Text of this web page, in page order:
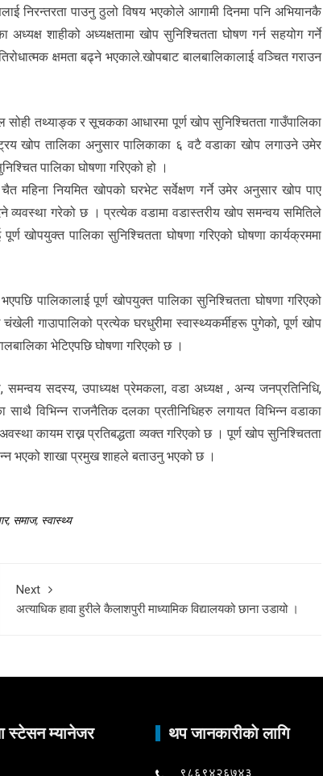
निरन्तरता पाउनु ठुलो विषय भएकोले आगामी दिनमा पनि अभियानकै
शाहीको अध्यक्षतामा खोप सुनिश्चितता घोषण गर्न सहयोग गर्ने
क्षमता बढ्ने भएकाले.खोपबाट बालबालिकालाई वञ्चित गराउन
सोही तथ्याङ्क र सूचकका आधारमा पूर्ण खोप सुनिश्चितता गाउँपालिका
खोप तालिका अनुसार पालिकाका ६ वटै वडाका खोप लगाउने उमेर
पालिका घोषणा गरिएको हो ।
महिना नियमित खोपको घरभेट सर्वेक्षण गर्ने उमेर अनुसार खोप पाए
व्यवस्था गरेको छ । प्रत्येक वडामा वडास्तरीय खोप समन्वय समितिले
खोपयुक्त पालिका सुनिश्चितता घोषणा गरिएको घोषणा कार्यक्रममा
पालिकालाई पूर्ण खोपयुक्त पालिका सुनिश्चितता घोषणा गरिएको
गाउापालिको प्रत्येक घरधुरीमा स्वास्थ्यकर्मीहरू पुगेको, पूर्ण खोप
भेटिएपछि घोषणा गरिएको छ ।
समन्वय सदस्य, उपाध्यक्ष प्रेमकला, वडा अध्यक्ष , अन्य जनप्रतिनिधि,
साथै विभिन्न राजनैतिक दलका प्रतीनिधिहरु लगायत विभिन्न वडाका
कायम राख्न प्रतिबद्धता व्यक्त गरिएको छ । पूर्ण खोप सुनिश्चितता
भएको शाखा प्रमुख शाहले बताउनु भएको छ ।
, समाज, स्वास्थ्य
Next
अत्याधिक हावा हुरीले कैलाशपुरी माध्यामिक विद्यालयको छाना उडायो ।
स्टेसन म्यानेजर थप जानकारीकाे लागि
९८६९४२६७४३